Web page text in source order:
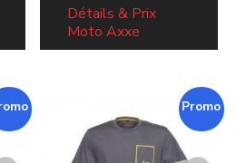
initial
était :
actuel
est :
Détails & Prix
Moto Axxe
! Promo !